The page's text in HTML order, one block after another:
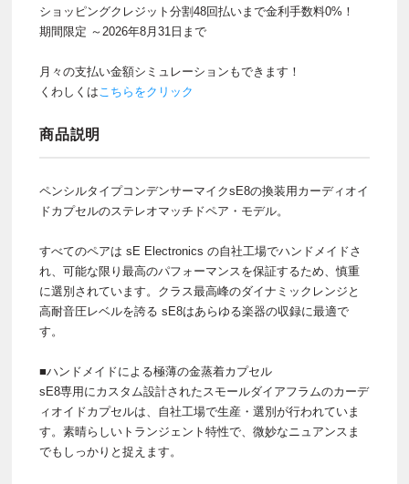
ショッピングクレジット分割48回払いまで金利手数料0%！
期間限定 ～2026年8月31日まで
月々の支払い金額シミュレーションもできます！
くわしくはこちらをクリック
商品説明
ペンシルタイプコンデンサーマイクsE8の換装用カーディオイ
ドカプセルのステレオマッチドペア・モデル。
すべてのペアは sE Electronics の自社工場でハンドメイドさ
れ、可能な限り最高のパフォーマンスを保証するため、慎重
に選別されています。クラス最高峰のダイナミックレンジと
高耐音圧レベルを誇る sE8はあらゆる楽器の収録に最適で
す。
■ハンドメイドによる極薄の金蒸着カプセル
sE8専用にカスタム設計されたスモールダイアフラムのカーデ
ィオイドカプセルは、自社工場で生産・選別が行われていま
す。素晴らしいトランジェント特性で、微妙なニュアンスま
でもしっかりと捉えます。